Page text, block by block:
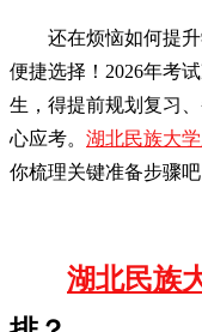
还在烦恼如何提升
便捷选择！2026年考
生，得提前规划复习
心应考。 湖北民族大
你梳理关键准备步骤吧
湖北民族